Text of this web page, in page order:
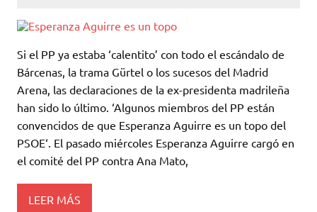
Si el PP ya estaba ‘calentito’ con todo el escándalo de
Bárcenas, la trama Gürtel o los sucesos del Madrid
Arena, las declaraciones de la ex-presidenta madrileña
han sido lo último. ‘Algunos miembros del PP están
convencidos de que Esperanza Aguirre es un topo del
PSOE‘. El pasado miércoles Esperanza Aguirre cargó en
el comité del PP contra Ana Mato,
LEER MÁS